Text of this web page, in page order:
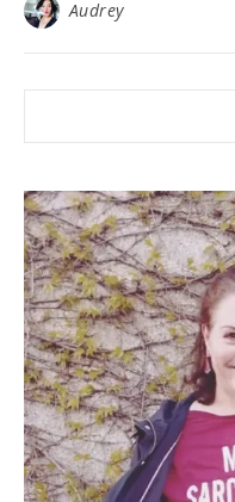
Audrey